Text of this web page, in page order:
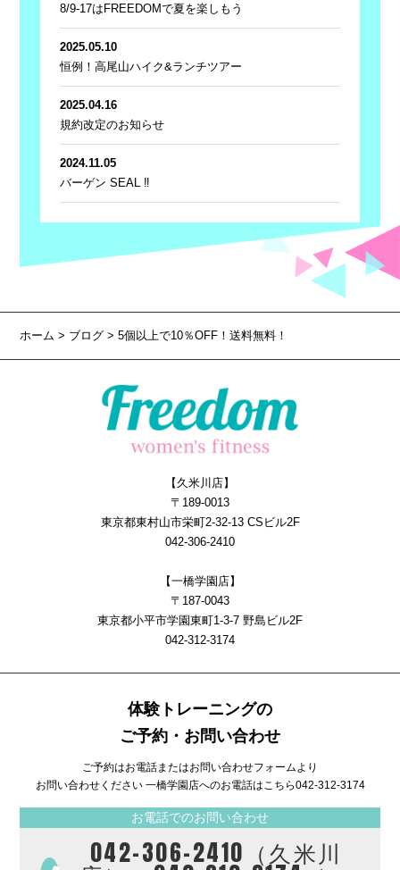
8/9-17はFREEDOMで夏を楽しもう
2025.05.10
恒例！高尾山ハイク&ランチツアー
2025.04.16
規約改定のお知らせ
2024.11.05
バーゲン SEAL ‼
ホーム> ブログ > 5個以上で10％OFF！送料無料！
【久米川店】
〒189-0013
東京都東村山市栄町2-32-13 CSビル2F
042-306-2410
【一橋学園店】
〒187-0043
東京都小平市学園東町1-3-7 野島ビル2F
042-312-3174
体験トレーニングの
ご予約・お問い合わせ
ご予約はお電話またはお問い合わせフォームより
お問い合わせください 一橋学園店へのお電話はこちら042-312-3174
お電話でのお問い合わせ
042-306-2410（久米川